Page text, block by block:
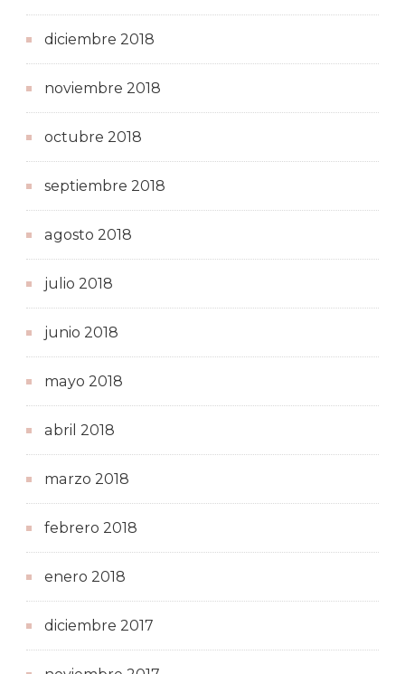
diciembre 2018
noviembre 2018
octubre 2018
septiembre 2018
agosto 2018
julio 2018
junio 2018
mayo 2018
abril 2018
marzo 2018
febrero 2018
enero 2018
diciembre 2017